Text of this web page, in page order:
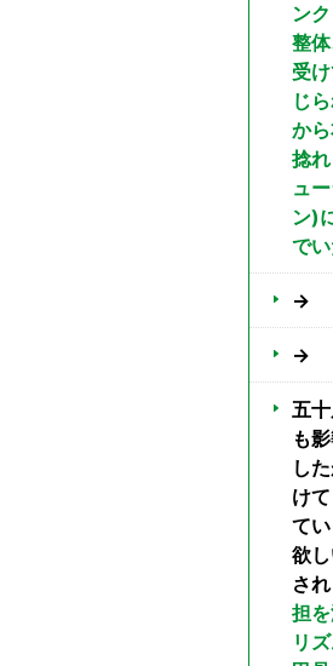
ン
整
受
じ
か
捻
ュ
ン)
でい
→
→
五
も
し
け
て
欲
さ
担
リ